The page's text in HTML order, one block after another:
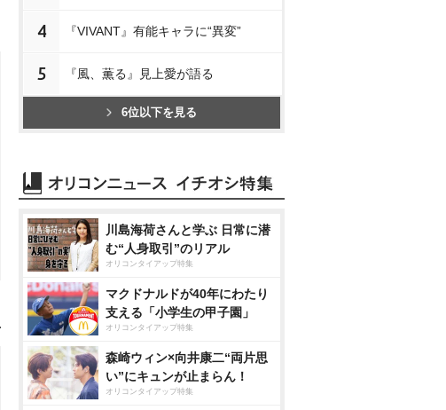
4 『VIVANT』有能キャラに“異変”
5 『風、薫る』見上愛が語る
6位以下を見る
川島海荷さんと学ぶ 日常に潜
む“人身取引”のリアル
オリコンタイアップ特集
マクドナルドが40年にわたり
支える「小学生の甲子園」
オリコンタイアップ特集
森崎ウィン×向井康二“両片思
い”にキュンが止まらん！
オリコンタイアップ特集